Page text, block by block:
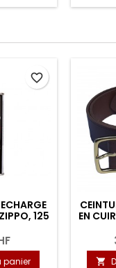
125
panier
favorite_border
EN
